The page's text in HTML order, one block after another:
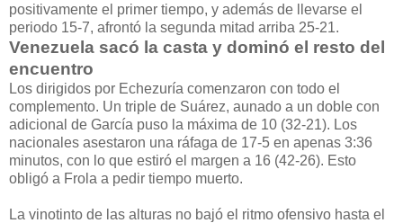
positivamente el primer tiempo, y además de llevarse el
periodo 15-7, afrontó la segunda mitad arriba 25-21.
Venezuela sacó la casta y dominó el resto del
encuentro
Los dirigidos por Echezuría comenzaron con todo el
complemento. Un triple de Suárez, aunado a un doble con
adicional de García puso la máxima de 10 (32-21). Los
nacionales asestaron una ráfaga de 17-5 en apenas 3:36
minutos, con lo que estiró el margen a 16 (42-26). Esto
obligó a Frola a pedir tiempo muerto.
La vinotinto de las alturas no bajó el ritmo ofensivo hasta el